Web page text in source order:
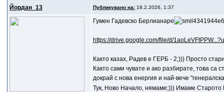
Йордан_13 Публикувано на:18.2.2026, 1:37
Гумен Гадевско Берлианаре
https://drive.google.com/file/d/
Както казах, Радев е ГЕРБ - 2;))) Просто
Както сами чувате и ако разбирате, това
докрай с нова енергия и най-вече
Тук, Ново Начало, нямаме;))) Имаме Старото